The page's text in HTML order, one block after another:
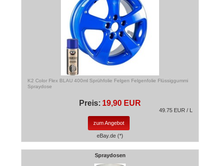
K2 Color Flex BLAU 400ml Sprühfolie Felgen Felgenfolie Flüssiggummi
Spraydose
Preis: 19,90 EUR
49.75 EUR / L
zum Angebot
eBay.de (*)
Spraydosen